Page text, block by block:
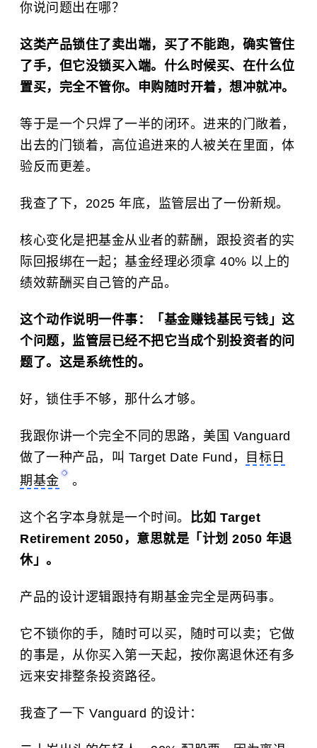
你说问题出在哪？
这类产品锁住了卖出端，买了不能跑，确实管住
了手，但它没锁买入端。什么时候买、在什么位
置买，完全不管你。申购随时开着，想冲就冲。
等于是一个只焊了一半的闭环。进来的门敞着，
出去的门锁着，高位追进来的人被关在里面，体
验反而更差。
我查了下，2025 年底，监管层出了一份新规。
核心变化是把基金从业者的薪酬，跟投资者的实
际回报绑在一起；基金经理必须拿 40% 以上的
绩效薪酬买自己管的产品。
这个动作说明一件事：「基金赚钱基民亏钱」这
个问题，监管层已经不把它当成个别投资者的问
题了。这是系统性的。
好，锁住手不够，那什么才够。
我跟你讲一个完全不同的思路，美国 Vanguard
做了一种产品，叫 Target Date Fund，
目标日
期基金
。
这个名字本身就是一个时间。 比如 Target
Retirement 2050，意思就是「计划 2050 年退
休」。
产品的设计逻辑跟持有期基金完全是两码事。
它不锁你的手，随时可以买，随时可以卖；它做
的事是，从你买入第一天起，按你离退休还有多
远来安排整条投资路径。
我查了一下 Vanguard 的设计：